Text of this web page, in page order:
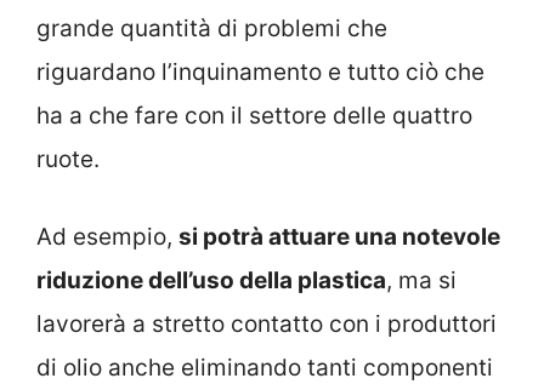
grande quantità di problemi che
riguardano l’inquinamento e tutto ciò che
ha a che fare con il settore delle quattro
ruote.
Ad esempio, si potrà attuare una notevole
riduzione dell’uso della plastica, ma si
lavorerà a stretto contatto con i produttori
di olio anche eliminando tanti componenti